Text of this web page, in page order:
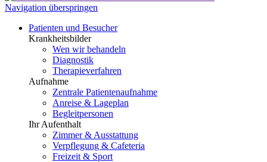
Navigation überspringen
Patienten und Besucher
Krankheitsbilder
Wen wir behandeln
Diagnostik
Therapieverfahren
Aufnahme
Zentrale Patientenaufnahme
Anreise & Lageplan
Begleitpersonen
Ihr Aufenthalt
Zimmer & Ausstattung
Verpflegung & Cafeteria
Freizeit & Sport